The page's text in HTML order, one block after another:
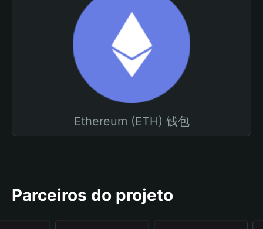
Ethereum (ETH) 钱包
Parceiros do projeto